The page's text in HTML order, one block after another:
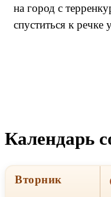
на город с
спуститься к
Календарь
Вторник